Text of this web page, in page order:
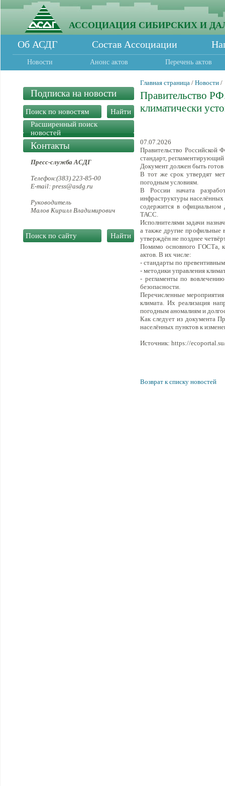
АССОЦИАЦИЯ СИБИРСКИХ И
Об АСДГ Состав Ассоциации
Новости Анонс актов Перечень актов
Подписка на новости
Расширенный поиск
новостей
Контакты
Пресс-служба АСДГ
Телефон:(383) 223-85-00
E-mail: press@asdg.ru
Руководитель
Малов Кирилл Владимирович
Главная страница / Новости /
Правительство
климатически
07.07.2026
Правительство Российской
стандарт,
Документ должен быть готов
В тот же срок утвердят
погодным условиям.
В России начата
инфраструктуры
содержится в официальном
ТАСС.
Исполнителями задачи
а также другие профильные
утверждён не позднее
Помимо основного ГОСТа, к
актов. В их числе:
- стандарты по
- методики управления
- регламенты по
безопасности.
Перечисленные
климата. Их реализация
погодным аномалиям и
Как следует из документа
населённых пунктов к
Источник: https://
Возврат к списку новостей